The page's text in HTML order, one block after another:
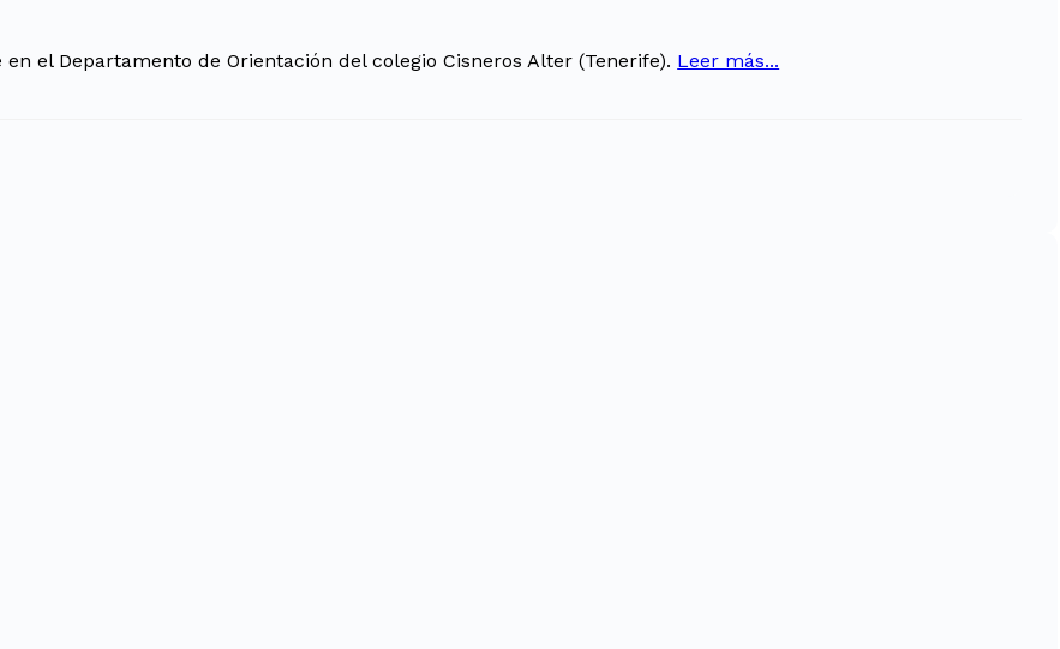
el Departamento de Orientación del colegio Cisneros Alter (Tenerife). Leer más...